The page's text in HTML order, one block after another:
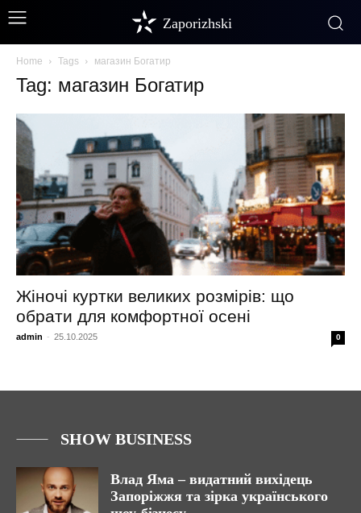
Zaporizhski
Home Tags магазин Богатир
Tag: магазин Богатир
Жіночі куртки великих розмірів: що
обрати для комфортної осені
admin - 25.10.2025 0
SHOW BUSINESS
Влад Яма – видатний вихідець
Запоріжжя та зірка українського